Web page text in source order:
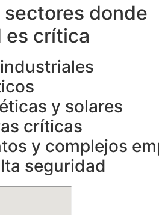
donde
es crítica
y solares
críticas
y complejos
seguridad